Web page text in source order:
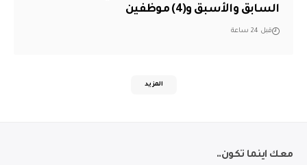
السابق والأسبق و(4) موظفين
قبل 24 ساعة
المزيد
معك اينما تكون..